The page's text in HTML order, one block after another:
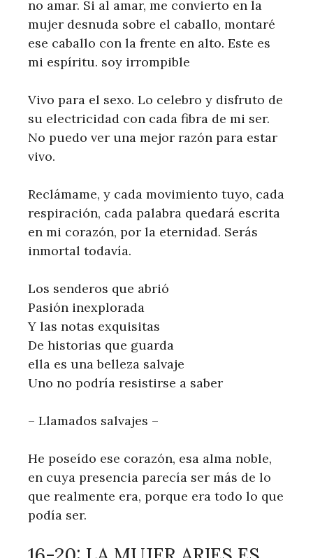
no amar. Si al amar, me convierto en la
mujer desnuda sobre el caballo, montaré
ese caballo con la frente en alto. Este es
mi espíritu. soy irrompible
Vivo para el sexo. Lo celebro y disfruto de
su electricidad con cada fibra de mi ser.
No puedo ver una mejor razón para estar
vivo.
Reclámame, y cada movimiento tuyo, cada
respiración, cada palabra quedará escrita
en mi corazón, por la eternidad. Serás
inmortal todavía.
Los senderos que abrió
Pasión inexplorada
Y las notas exquisitas
De historias que guarda
ella es una belleza salvaje
Uno no podría resistirse a saber
– Llamados salvajes –
He poseído ese corazón, esa alma noble,
en cuya presencia parecía ser más de lo
que realmente era, porque era todo lo que
podía ser.